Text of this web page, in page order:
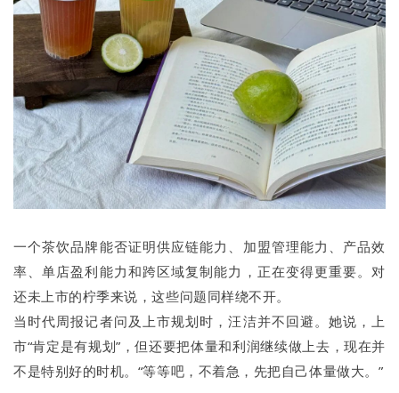
一个茶饮品牌能否证明供应链能力、加盟管理能力、产品效
率、单店盈利能力和跨区域复制能力，正在变得更重要。对
还未上市的柠季来说，这些问题同样绕不开。
当时代周报记者问及上市规划时，汪洁并不回避。她说，上
市“肯定是有规划”，但还要把体量和利润继续做上去，现在并
不是特别好的时机。“等等吧，不着急，先把自己体量做大。”